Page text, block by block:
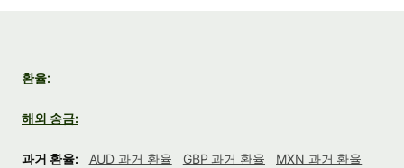
환율:
해외 송금:
과거 환율: AUD 과거 환율 GBP 과거 환율
MXN 과거 환율